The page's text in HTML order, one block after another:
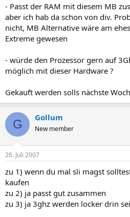
- Passt der RAM mit diesem MB
aber ich hab da schon von div.
nicht, MB Alternative wäre am
Extreme gewesen
- würde den Prozessor gern auf
möglich mit dieser Hardware ?
Gekauft werden solls nächste
G Gollum
New member
26. Juli 2007
zu 1) wenn du mal sli magst
kaufen
zu 2) ja passt gut zusammen
zu 3) ja 3ghz werden locker drin